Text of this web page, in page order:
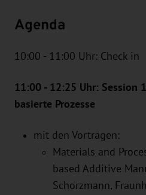
Agenda
10:00 - 11:00 Uhr: Check in
11:00 - 12:25 Uhr: Session
basierte Prozesse
mit den Vorträgen:
Materials and
based Additive
Schorzmann,